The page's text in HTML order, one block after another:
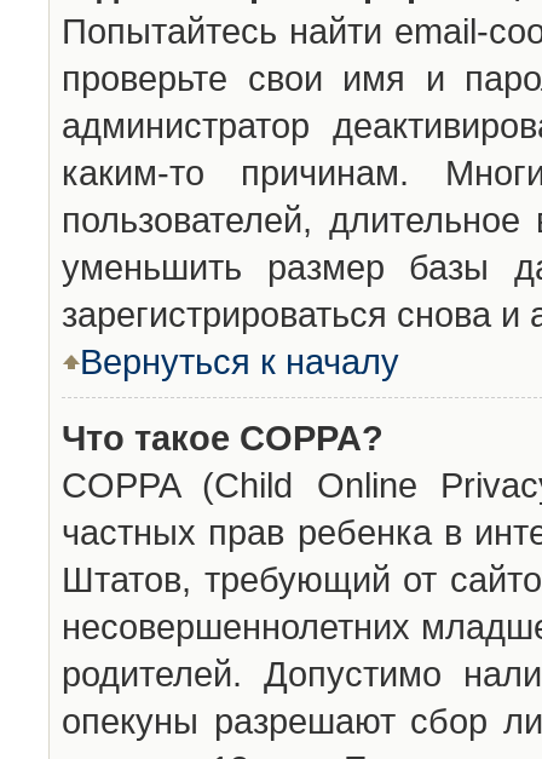
Попытайтесь найти email-
проверьте свои имя и
администратор
каким-то причинам.
пользователей,
уменьшить размер базы
зарегистрироваться снова и
Вернуться к началу
Что такое COPPA?
COPPA (Child Online
частных прав ребенка в
Штатов, требующий от
несовершеннолетних
родителей. Допустимо
опекуны разрешают сбор